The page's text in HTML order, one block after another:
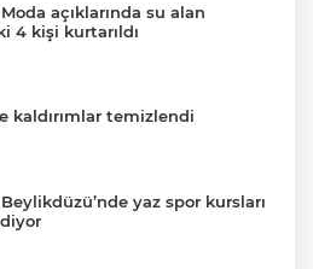
açıklarında su alan
4 kişi kurtarıldı
kaldırımlar temizlendi
yaz spor kursları